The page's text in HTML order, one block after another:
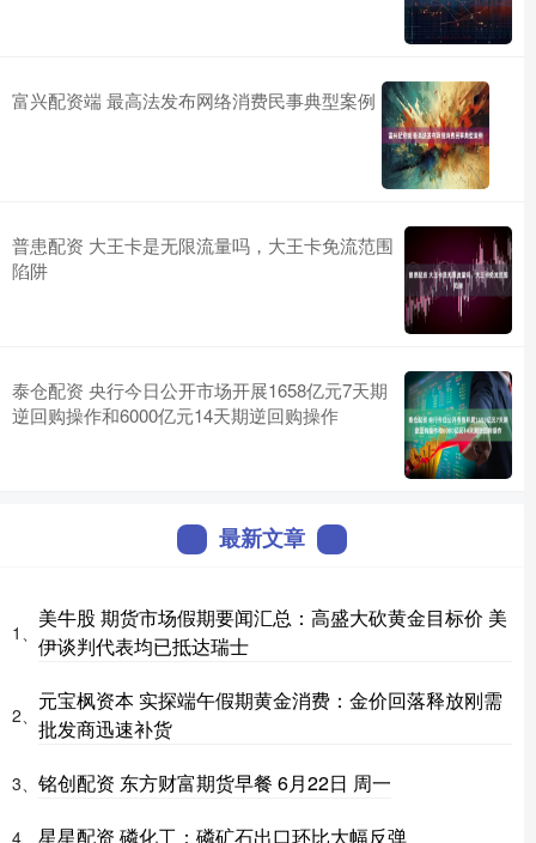
富兴配资端 最高法发布网络消费民事典型案例
普患配资 大王卡是无限流量吗，大王卡免流范围
陷阱
泰仓配资 央行今日公开市场开展1658亿元7天期
逆回购操作和6000亿元14天期逆回购操作
最新文章
1、
美牛股 期货市场假期要闻汇总：高盛大砍黄金目标价 美
伊谈判代表均已抵达瑞士
2、
元宝枫资本 实探端午假期黄金消费：金价回落释放刚需
批发商迅速补货
3、 铭创配资 东方财富期货早餐 6月22日 周一
4、 星星配资 磷化工：磷矿石出口环比大幅反弹